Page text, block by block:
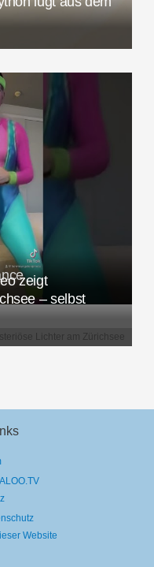
zeigt
– selbst
Website